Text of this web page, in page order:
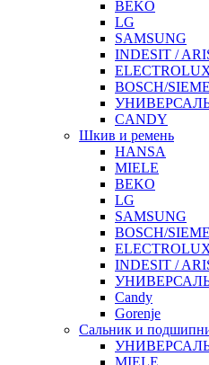
BEKO
LG
SAMSUNG
INDESIT /
BOSCH/
CANDY
Шкив и ремень
HANSA
MIELE
BEKO
LG
SAMSUNG
BOSCH/
INDESIT /
Candy
Gorenje
Сальник и
MIELE